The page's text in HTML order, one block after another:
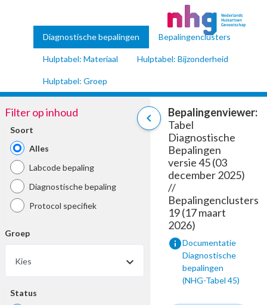
Diagnostische bepalingen Bepalingenclusters
Hulptabel: Materiaal Hulptabel: Bijzonderheid
Hulptabel: Groep
chevron_left
Filter op inhoud
Soort
Alles
Labcode bepaling
Diagnostische bepaling
Protocol specifiek
Groep
Kies
Status
Bepalingenviewer:
Tabel
Diagnostische
Bepalingen
versie 45 (03
december 2025)
//
Bepalingenclusters
19 (17 maart
2026)
infoDocumentatie
Diagnostische
bepalingen
(NHG-Tabel 45)